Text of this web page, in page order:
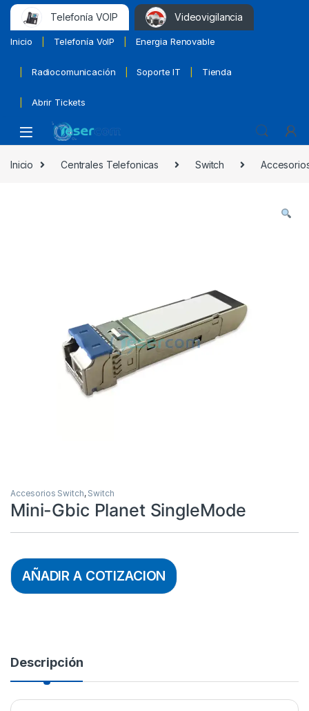
Telefonía VOIP Videovigilancia
Inicio Telefonía VoIP Energia Renovable
Radiocomunicación Soporte IT Tienda
Abrir Tickets
Inicio Centrales Telefonicas Switch
Accesorios Switch, Switch
Mini-Gbic Planet SingleMode
AÑADIR A COTIZACION
Descripción